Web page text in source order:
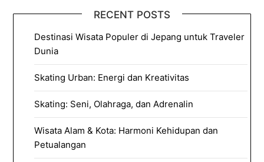
RECENT POSTS
Destinasi Wisata Populer di Jepang untuk Traveler
Dunia
Skating Urban: Energi dan Kreativitas
Skating: Seni, Olahraga, dan Adrenalin
Wisata Alam & Kota: Harmoni Kehidupan dan
Petualangan